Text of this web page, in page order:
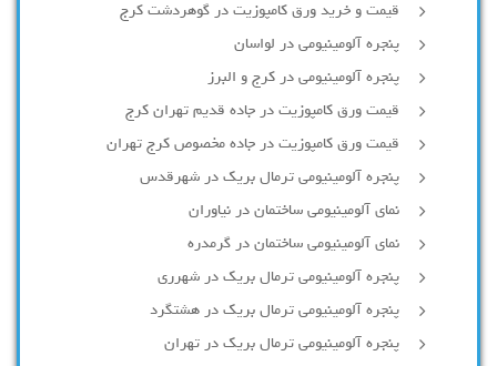
قیمت و خرید ورق کامپوزیت در گوهردشت کرج
پنجره آلومینیومی در لواسان
پنجره آلومینیومی در کرج و البرز
قیمت ورق کامپوزیت در جاده قدیم تهران کرج
قیمت ورق کامپوزیت در جاده مخصوص کرج تهران
پنجره آلومینیومی ترمال بریک در شهرقدس
نمای آلومینیومی ساختمان در نیاوران
نمای آلومینیومی ساختمان در گرمدره
پنجره آلومینیومی ترمال بریک در شهرری
پنجره آلومینیومی ترمال بریک در هشتگرد
پنجره آلومینیومی ترمال بریک در تهران